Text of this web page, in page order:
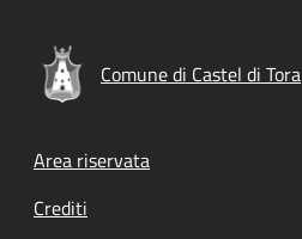
Comune di Castel di Tora
Footer menu
Area riservata
Crediti